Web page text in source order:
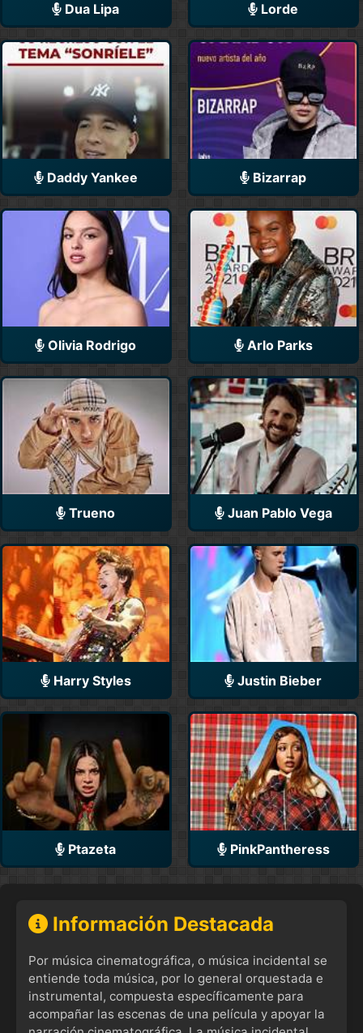
Dua Lipa Lorde
Daddy Yankee Bizarrap
Olivia Rodrigo Arlo Parks
Trueno Juan Pablo Vega
Harry Styles Justin Bieber
Ptazeta PinkPantheress
Información Destacada
Por música cinematográfica, o música incidental se
entiende toda música, por lo general orquestada e
instrumental, compuesta específicamente para
acompañar las escenas de una película y apoyar la